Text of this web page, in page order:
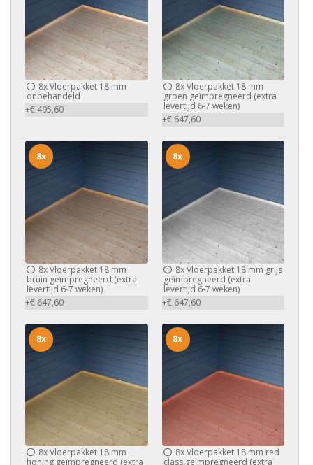
8xVloerpakket 18 mm
onbehandeld
+€ 495,60
8xVloerpakket 18 mm
groen geïmpregneerd (extra
levertijd 6-7 weken)
+€ 647,60
8xVloerpakket 18 mm
bruin geïmpregneerd (extra
levertijd 6-7 weken)
+€ 647,60
8x
8xVloerpakket 18 mm grijs
geïmpregneerd (extra
levertijd 6-7 weken)
+€ 647,60
8x
8xVloerpakket 18 mm
honing geïmpregneerd (extra
8x
8xVloerpakket 18 mm red
class geïmpregneerd (extra
8x